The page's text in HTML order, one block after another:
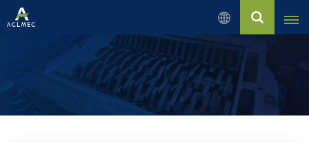
Español
English
Русский